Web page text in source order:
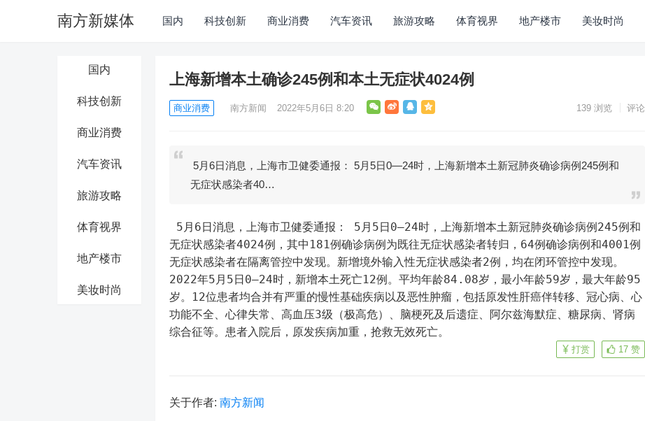
南方新媒体 国内 科技创新 商业消费 汽车资讯 旅游攻略 体育视界 地产楼市 美妆时尚
国内
科技创新
商业消费
汽车资讯
旅游攻略
体育视界
地产楼市
美妆时尚
上海新增本土确诊245例和本土无症状4024例
商业消费 南方新闻 2022年5月6日 8:20 139 浏览 评论
5月6日消息，上海市卫健委通报： 5月5日0—24时，上海新增本土新冠肺炎确诊病例245例和
无症状感染者40…
5月6日消息，上海市卫健委通报： 5月5日0—24时，上海新增本土新冠肺炎确诊病例245例和
无症状感染者4024例，其中181例确诊病例为既往无症状感染者转归，64例确诊病例和4001例
无症状感染者在隔离管控中发现。新增境外输入性无症状感染者2例，均在闭环管控中发现。
2022年5月5日0—24时，新增本土死亡12例。平均年龄84.08岁，最小年龄59岁，最大年龄95
岁。12位患者均合并有严重的慢性基础疾病以及恶性肿瘤，包括原发性肝癌伴转移、冠心病、心
功能不全、心律失常、高血压3级（极高危）、脑梗死及后遗症、阿尔兹海默症、糖尿病、肾病
综合征等。患者入院后，原发疾病加重，抢救无效死亡。
17 赞
打赏
关于作者: 南方新闻